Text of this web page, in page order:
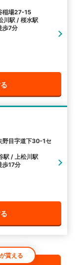
稲場27-15
川駅 / 桜水駅
歩7分
野目字道下30-1セ
駅 / 上松川駅
歩17分
貰える